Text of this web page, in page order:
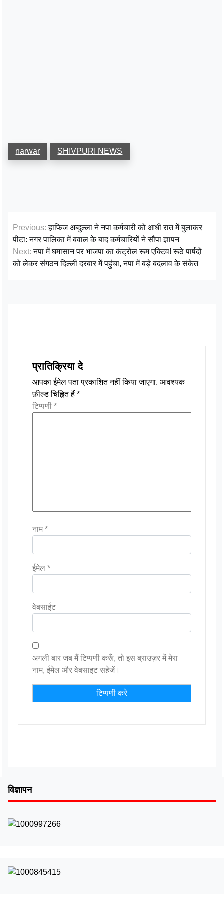
narwar SHIVPURI NEWS
नेविगेशन
Previous: हाफिज अब्दुल्ला ने नपा कर्मचारी को आधी रात में बुलाकर
पीटा: नगर पालिका में बवाल के बाद कर्मचारियों ने सौंपा ज्ञापन
Next: नपा में घमासान पर भाजपा का कंट्रोल रूम एक्टिव! रूठे पार्षदों
को लेकर संगठन दिल्ली दरबार में पहुंचा, नपा में बड़े बदलाव के संकेत
प्रातिक्रिया दे
आपका ईमेल पता प्रकाशित नहीं किया जाएगा. आवश्यक
फ़ील्ड चिह्नित हैं*
टिप्पणी*
नाम*
ईमेल*
वेबसाईट
अगली बार जब मैं टिप्पणी करूँ, तो इस ब्राउज़र में मेरा
नाम, ईमेल और वेबसाइट सहेजें।
विज्ञापन